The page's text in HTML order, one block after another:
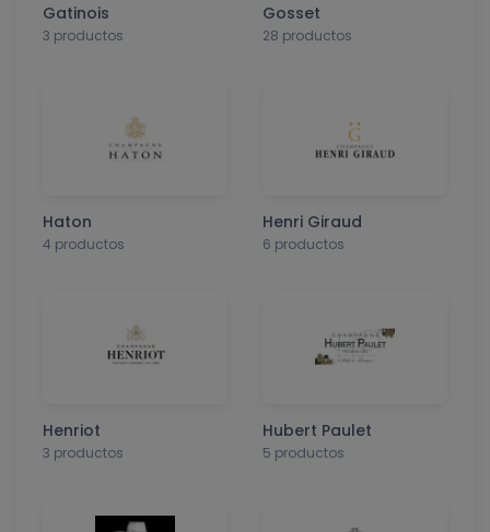
Gatinois
3 productos
Gosset
28 productos
Haton
4 productos
Henri Giraud
6 productos
Henriot
3 productos
Hubert Paulet
5 productos